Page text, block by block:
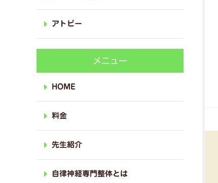
アトピー
メニュー
HOME
料金
先生紹介
自律神経専門整体とは